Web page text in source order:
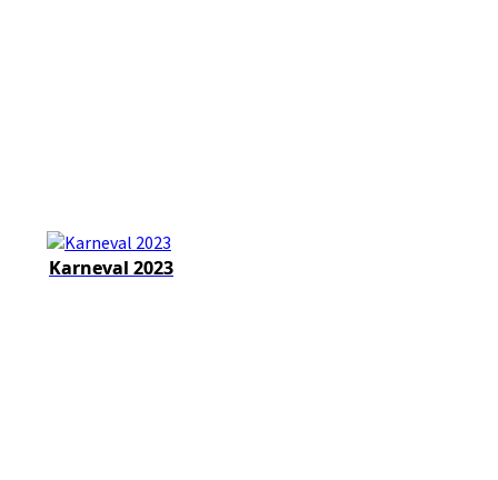
Karneval 2023